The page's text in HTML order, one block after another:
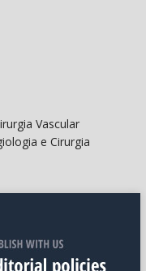
Vascular
e Cirurgia